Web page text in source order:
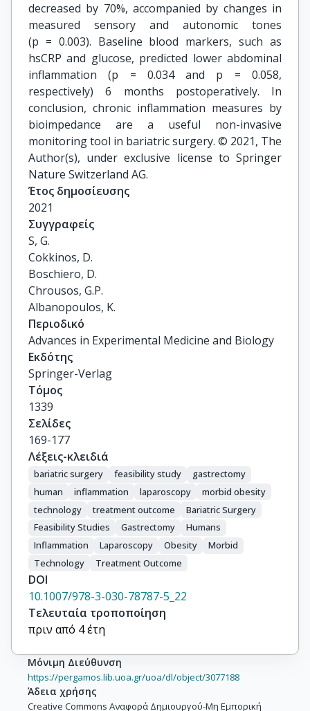
decreased by 70%, accompanied by changes in
measured sensory and autonomic tones
(p = 0.003). Baseline blood markers, such as
hsCRP and glucose, predicted lower abdominal
inflammation (p = 0.034 and p = 0.058,
respectively) 6 months postoperatively. In
conclusion, chronic inflammation measures by
bioimpedance are a useful non-invasive
monitoring tool in bariatric surgery. © 2021, The
Author(s), under exclusive license to Springer
Nature Switzerland AG.
Έτος δημοσίευσης
2021
Συγγραφείς
S, G.
Cokkinos, D.
Boschiero, D.
Chrousos, G.P.
Albanopoulos, K.
Περιοδικό
Advances in Experimental Medicine and Biology
Εκδότης
Springer-Verlag
Τόμος
1339
Σελίδες
169-177
Λέξεις-κλειδιά
bariatric surgery feasibility study
gastrectomy
human
inflammation laparoscopy
morbid obesity
technology
treatment outcome
Bariatric Surgery
Feasibility Studies
Gastrectomy
Humans
Inflammation
Laparoscopy Obesity
Morbid
Technology
Treatment Outcome
DOI
10.1007/978-3-030-78787-5_22
Τελευταία τροποποίηση
πριν από 4 έτη
Μόνιμη Διεύθυνση
https://pergamos.lib.uoa.gr/uoa/dl/object/3077188
Άδεια χρήσης
Creative Commons Αναφορά Δημιουργού-Μη Εμπορική